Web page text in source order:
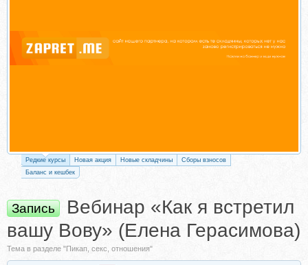
Редкие курсы Новая акция Новые складчины
Сборы взносов
Баланс и кешбек
Запись
Вебинар «Как я встретил
вашу Вову» (Елена Герасимова)
Тема в разделе "Пикап, секс, отношения"